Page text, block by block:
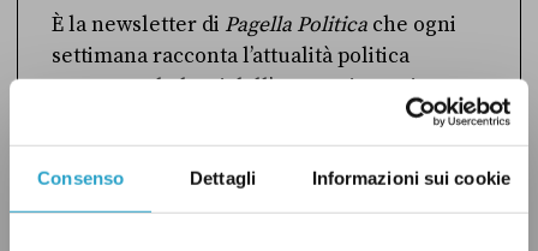
Consenso Dettagli Informazioni sui cookie
È la newsletter di Pagella Politica che ogni
settimana racconta l’attualità politica
attraverso le lenti dell’economia. Arriva
gratis ogni giovedì. Riceverai nell’email di
benvenuto il link all’articolo completo.